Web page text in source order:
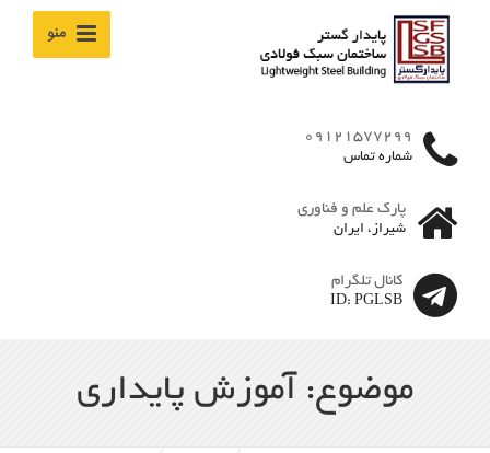
منو
09121577299
شماره تماس
پارک علم و فناوری
شیراز، ایران
کانال تلگرام
ID: PGLSB
موضوع: آموزش پایداری